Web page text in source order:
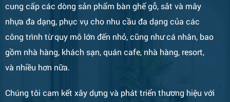
Bàn Ghế 133
cung cấp các dòng sản phẩm bàn ghế gỗ, sắt và mây
nhựa đa dạng, phục vụ cho nhu cầu đa dạng của các
công trình từ quy mô lớn đến nhỏ, cũng như cá nhân, bao
gồm nhà hàng, khách sạn, quán cafe, nhà hàng, resort,
và nhiều hơn nữa.
Chúng tôi cam kết xây dựng và phát triển thương hiệu với